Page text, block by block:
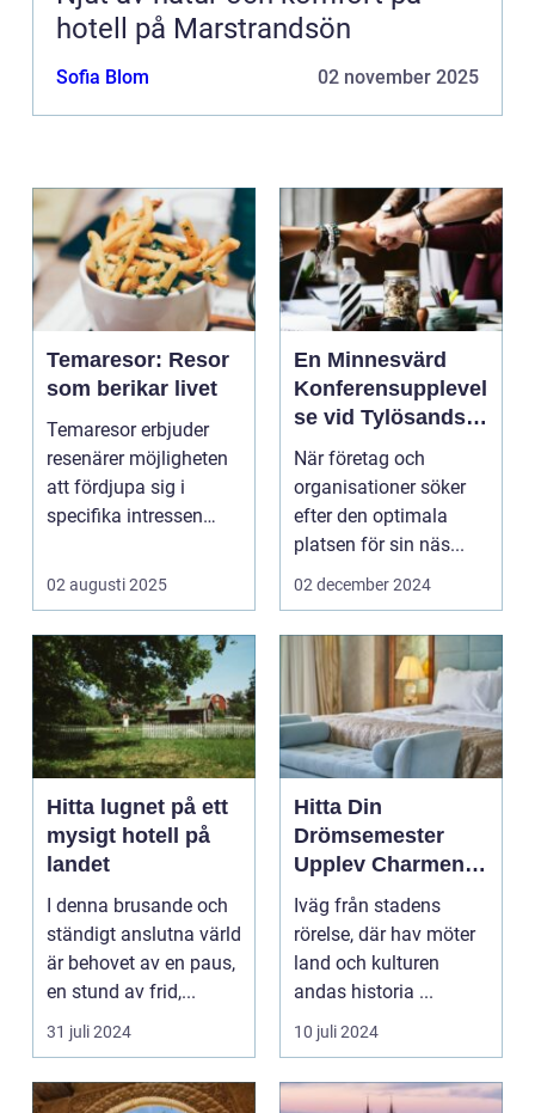
hotell på Marstrandsön
Sofia Blom 02 november 2025
Temaresor: Resor
som berikar livet
Temaresor erbjuder
resenärer möjligheten
att fördjupa sig i
specifika intressen
02 augusti 2025
En Minnesvärd
Konferensupplevel
se vid Tylösands
Kust
När företag och
organisationer söker
efter den optimala
platsen för sin näs...
02 december 2024
Hitta lugnet på ett
mysigt hotell på
landet
I denna brusande och
ständigt anslutna värld
är behovet av en paus,
en stund av frid,...
31 juli 2024
Hitta Din
Drömsemester
Upplev Charmen
med Hotell i
Halland
Iväg från stadens
rörelse, där hav möter
land och kulturen
andas historia ...
10 juli 2024